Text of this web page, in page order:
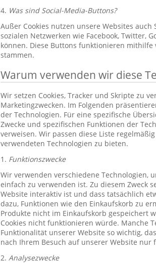
4. Was sind Social-Media-Buttons?
Außer Cookies nutzen unsere Websites
sozialen Netzwerken wie Facebook, Twitter,
können. Diese Buttons funktionieren mithilfe
stammen.
Warum verwenden wir diese
Wir setzen Cookies, Tracker und Skripte zu
Marketingzwecken. Im Folgenden
der Technologien. Für eine spezifische
Zwecke und spezifischen Funktionen der
verweisen. Wir passen diese Liste
verwendeten Technologien zu bieten.
1. Funktionszwecke
Wir verwenden verschiedene Technologien,
einfach zu verwenden ist. Zu diesem Zweck
Website interaktiv ist und dass tatsächlich
dazu, Funktionen wie den Einkaufskorb zu
Produkte nicht im Einkaufskorb gespeichert
Cookies nicht funktionieren würde. Manche
Funktionalität unserer Website so wichtig,
nach Ihrem Besuch auf unserer Website
2. Analysezwecke